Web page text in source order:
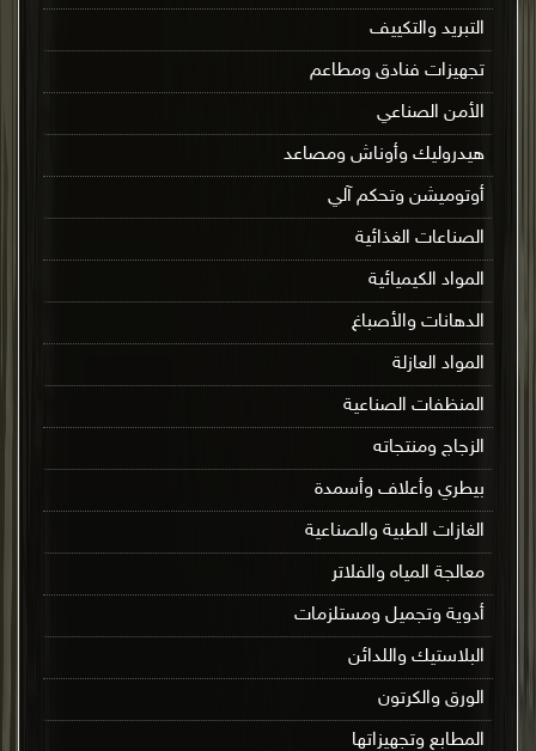
التبريد والتكييف
تجهيزات فنادق ومطاعم
الأمن الصناعي
هيدروليك وأوناش ومصاعد
أوتوميشن وتحكم آلي
الصناعات الغذائية
المواد الكيميائية
الدهانات والأصباغ
المواد العازلة
المنظفات الصناعية
الزجاج ومنتجاته
بيطري وأعلاف وأسمدة
الغازات الطبية والصناعية
معالجة المياه والفلاتر
أدوية وتجميل ومستلزمات
البلاستيك واللدائن
الورق والكرتون
المطابع وتجهيزاتها